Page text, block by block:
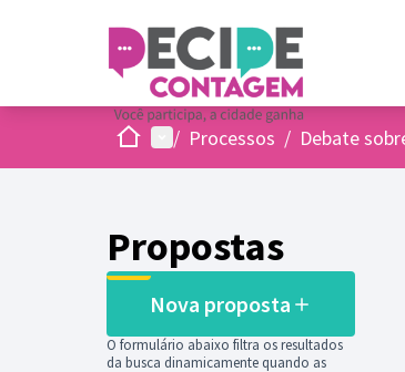
InicioMenu principal
/ Processos / Debate
Propostas
Nova proposta
O formulário abaixo filtra os resultados
da busca dinamicamente quando as